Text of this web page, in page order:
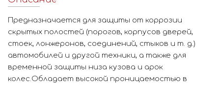
Предназначается для защиты от коррозии
скрытых полостей (порогов, корпусов дверей,
стоек, лонжеронов, соединений, стыков и т. д.)
автомобилей и другой техники, а также для
временной защиты низа кузова и арок
колес.Обладает высокой проницаемостью в